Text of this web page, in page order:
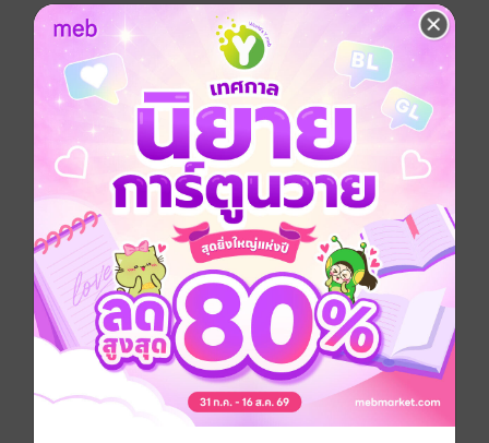
ทดลองอ่าน ซื้อ 70 บาท
No Rating
อยากได้ ซื้อเป็นของขวัญ ติดตาม
ประเภทไฟล์
วันที่วางขาย 08 สิงหาคม 2565
ความยาว 100 หน้า
100 บาท (ประหยัด 30%)